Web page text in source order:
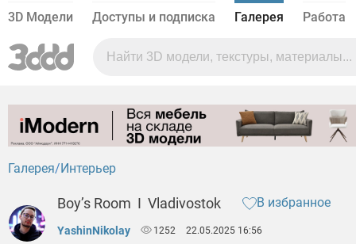
3D Модели Доступы и подписка Галерея Работа
Галерея Интерьер
Boy’s Room I Vladivostok В избранное
YashinNikolay 1252
22.05.2025 16:56